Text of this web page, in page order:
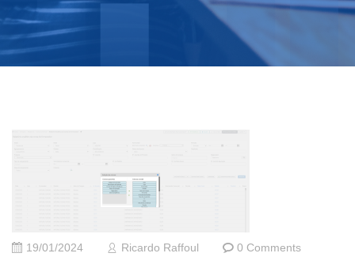
19/01/2024 Ricardo Raffoul 0 Comments